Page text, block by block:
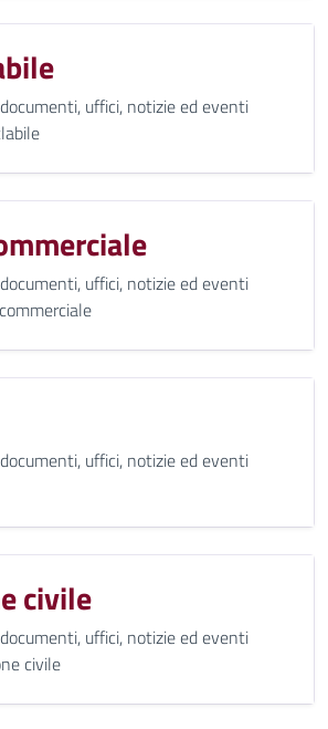
uffici, notizie ed eventi
uffici, notizie ed eventi
uffici, notizie ed eventi
civile
uffici, notizie ed eventi
civile